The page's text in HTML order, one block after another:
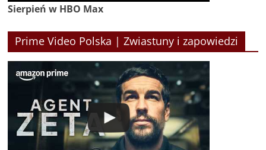
Sierpień w HBO Max
Prime Video Polska | Zwiastuny i zapowiedzi